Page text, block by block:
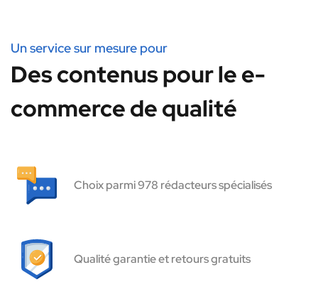
Un service sur mesure pour
Des contenus pour le e-
commerce de qualité
Choix parmi 978 rédacteurs spécialisés
Qualité garantie et retours gratuits